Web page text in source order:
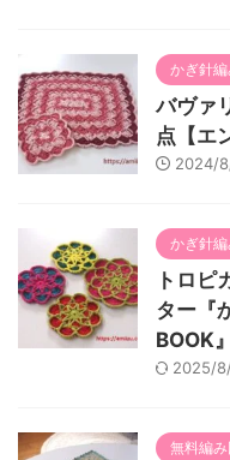
かぎ針
バヴァ
点【エ
2024/
かぎ針
トロピ
ター『
BOOK
2025/
無料編み